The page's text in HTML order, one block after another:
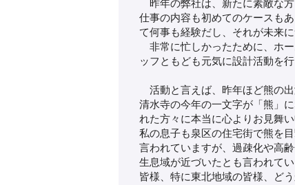
昨年の弊社は、新たに素敵な方
仕事の内容も初めてのケースも
て何事も経験だし、それが未来
非常に忙しかったために、ホ
ッフともども元気に設計活動を行
活動と言えば、昨年ほど熊の出
清水寺の今年の一文字が「熊」
れた方々に本当に心よりお見舞い
私の息子も泉区の住宅街で熊を
言われていますが、過疎化や高
生息域が近づいたとも言われてい
皆様、特に東北地域の皆様、ど